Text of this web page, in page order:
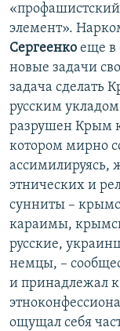
элемент».
Сергеенко еще в
новые задачи
задача сделать
русским
разрушен Крым
котором мирно
ассимилируясь,
этнических и
сунниты –
караимы,
русские,
немцы, –
и принадлежал
ощущал себя